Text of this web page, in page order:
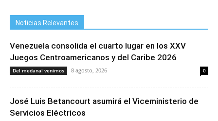
Noticias Relevantes
Venezuela consolida el cuarto lugar en los XXV
Juegos Centroamericanos y del Caribe 2026
Del medanal venimos 8 agosto, 2026 0
José Luis Betancourt asumirá el Viceministerio de
Servicios Eléctricos